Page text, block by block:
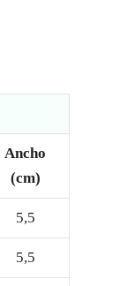
Ancho
(cm)
5,5
5,5